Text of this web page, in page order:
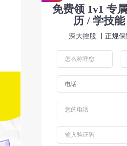
免费领 1v1 专
历 / 学技
深大控股 丨正规